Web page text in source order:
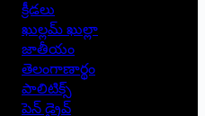
క్రీడలు
ఖుల్లమ్ ఖుల్లా
జాతీయం
తెలంగాణార్థం
పాలిటిక్స్
పెన్ డ్రైవ్